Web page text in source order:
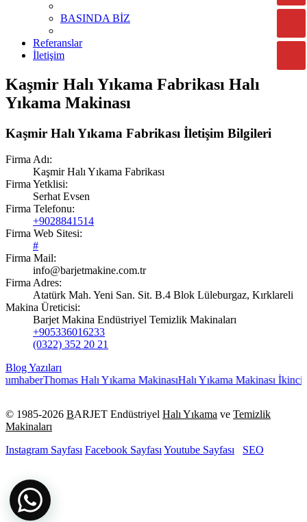
BASINDA BİZ
Referanslar
İletişim
Kaşmir Halı Yıkama Fabrikası Halı
Yıkama Makinası
Kaşmir Halı Yıkama Fabrikası İletişim Bilgileri
Firma Adı:
Kaşmir Halı Yıkama Fabrikası
Firma Yetklisi:
Serhat Evsen
Firma Telefonu:
+9028841514
Firma Web Sitesi:
#
Firma Mail:
info@barjetmakine.com.tr
Firma Adres:
Atatürk Mah. Yeni San. Sit. B.4 Blok Lüleburgaz, Kırklareli
Makina Üreticisi:
Barjet Makina Endüstriyel Temizlik Makinaları
+905336016233
(0322) 352 20 21
Blog Yazıları
Thomas Halı Yıkama MakinasıHalı Yıkama Makinası İkinci
© 1985-2026 BARJET Endüstriyel Halı Yıkama ve Temizlik
Makinaları
Instagram Sayfası Facebook SayfasıYoutube Sayfası SEO